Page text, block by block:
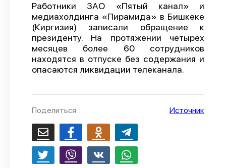
Работники ЗАО «Пятый канал» и
медиахолдинга «Пирамида» в Бишкеке
(Киргизия) записали обращение к
президенту. На протяжении четырех
месяцев более 60 сотрудников
находятся в отпуске без содержания и
опасаются ликвидации телеканала.
Поделиться Источник